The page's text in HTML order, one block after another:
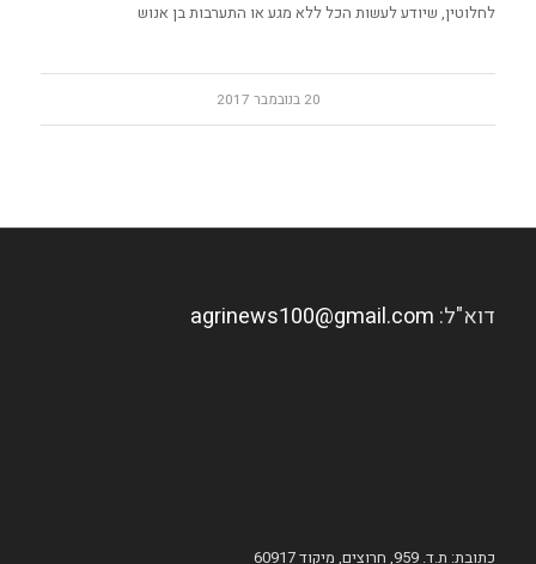
לחלוטין, שיודע לעשות הכל ללא מגע או התערבות בן אנוש
20 בנובמבר 2017
דוא"ל: agrinews100@gmail.com
כתובת: ת.ד. 959, חרוצים, מיקוד 60917